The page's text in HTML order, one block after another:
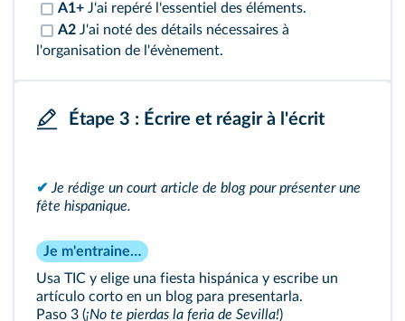
A1+ J'ai repéré l'essentiel des éléments.
A2 J'ai noté des détails nécessaires à
l'organisation de l'évènement.
Étape 3 : Écrire et réagir à l'écrit
✔ Je rédige un court article de blog pour présenter une
fête hispanique.
Je m'entraine…
Usa TIC y elige una fiesta hispánica y escribe un
artículo corto en un blog para presentarla.
Paso 3 (¡No te pierdas la feria de Sevilla!)